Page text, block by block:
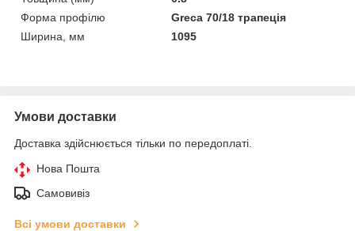
Форма профілю
Greca 70/18 трапеція
Ширина, мм
1095
Умови доставки
Доставка здійснюється тільки по передоплаті.
Нова Пошта
Самовивіз
Всі умови доставки